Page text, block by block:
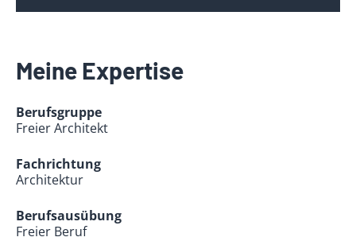
Meine Expertise
Berufsgruppe
Freier Architekt
Fachrichtung
Architektur
Berufsausübung
Freier Beruf